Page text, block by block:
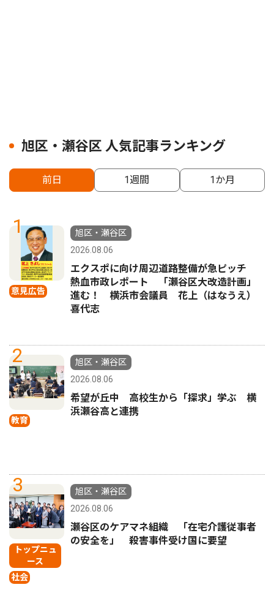
旭区・瀬谷区 人気記事ランキング
前日 1週間 1か月
1
意見広告
旭区・瀬谷区
2026.08.06
エクスポに向け周辺道路整備が急ピッチ
熱血市政レポート 「瀬谷区大改造計画」
進む！ 横浜市会議員 花上（はなうえ）
喜代志
2
教育
旭区・瀬谷区
2026.08.06
希望が丘中 高校生から「探求」学ぶ 横
浜瀬谷高と連携
3
トップニュ
ース
社会
旭区・瀬谷区
2026.08.06
瀬谷区のケアマネ組織 「在宅介護従事者
の安全を」 殺害事件受け国に要望